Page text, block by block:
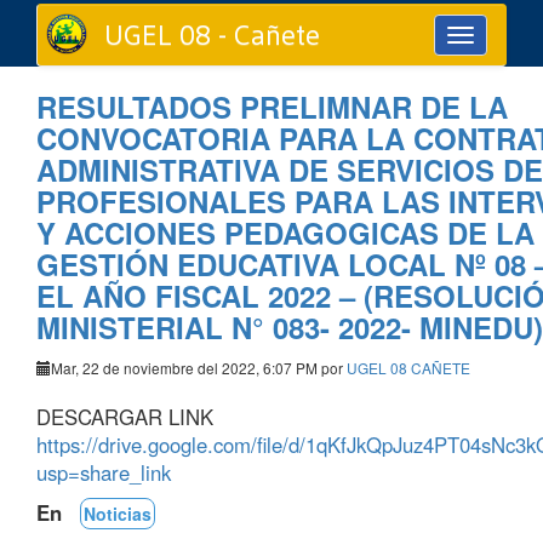
Toggle
navigation
UGEL 08 - Cañete
RESULTADOS PRELIMNAR DE LA
CONVOCATORIA PARA LA
ADMINISTRATIVA DE SERVICIOS DE
PROFESIONALES PARA LAS
Y ACCIONES PEDAGOGICAS DE
GESTIÓN EDUCATIVA LOCAL Nº 08
EL AÑO FISCAL 2022 –
MINISTERIAL N° 083- 2022- MINEDU)
Mar, 22 de noviembre del 2022, 6:07 PM por UGEL 08 CAÑETE
DESCARGAR LINK
https://drive.google.com/file/d/
usp=share_link
En
Noticias